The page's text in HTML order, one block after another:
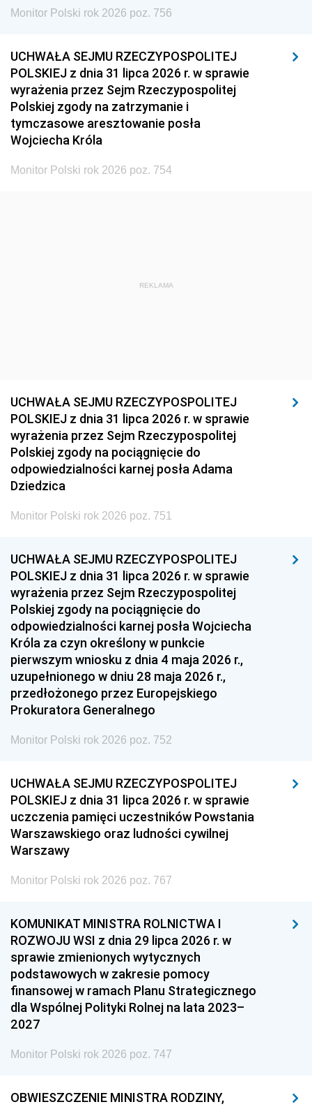
Monitor Polski rok 2026 poz. 756
UCHWAŁA SEJMU RZECZYPOSPOLITEJ
POLSKIEJ z dnia 31 lipca 2026 r. w sprawie
wyrażenia przez Sejm Rzeczypospolitej
Polskiej zgody na zatrzymanie i
tymczasowe aresztowanie posła
Wojciecha Króla
Monitor Polski rok 2026 poz. 754
REKLAMA
UCHWAŁA SEJMU RZECZYPOSPOLITEJ
POLSKIEJ z dnia 31 lipca 2026 r. w sprawie
wyrażenia przez Sejm Rzeczypospolitej
Polskiej zgody na pociągnięcie do
odpowiedzialności karnej posła Adama
Dziedzica
Monitor Polski rok 2026 poz. 751
UCHWAŁA SEJMU RZECZYPOSPOLITEJ
POLSKIEJ z dnia 31 lipca 2026 r. w sprawie
wyrażenia przez Sejm Rzeczypospolitej
Polskiej zgody na pociągnięcie do
odpowiedzialności karnej posła Wojciecha
Króla za czyn określony w punkcie
pierwszym wniosku z dnia 4 maja 2026 r.,
uzupełnionego w dniu 28 maja 2026 r.,
przedłożonego przez Europejskiego
Prokuratora Generalnego
Monitor Polski rok 2026 poz. 752
UCHWAŁA SEJMU RZECZYPOSPOLITEJ
POLSKIEJ z dnia 31 lipca 2026 r. w sprawie
uczczenia pamięci uczestników Powstania
Warszawskiego oraz ludności cywilnej
Warszawy
Monitor Polski rok 2026 poz. 767
KOMUNIKAT MINISTRA ROLNICTWA I
ROZWOJU WSI z dnia 29 lipca 2026 r. w
sprawie zmienionych wytycznych
podstawowych w zakresie pomocy
finansowej w ramach Planu Strategicznego
dla Wspólnej Polityki Rolnej na lata 2023–
2027
Monitor Polski rok 2026 poz. 747
OBWIESZCZENIE MINISTRA RODZINY,